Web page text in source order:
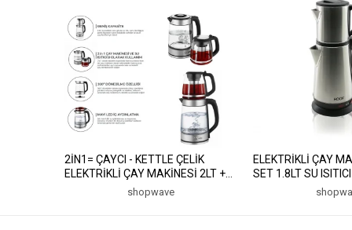
2İN1= ÇAYCI - KETTLE ÇELİK
ELEKTRİKLİ ÇAY MAKİNESİ 2LT +
1,2LT ÇAY SÜZGEÇLİ 360°
DÖNEBİLİR STM-5990 (5047)
shopwave
ELEKTRİKLİ ÇAY
SET 1.8LT SU
DEMLİK ÇELİK
DERECE GÖVDE